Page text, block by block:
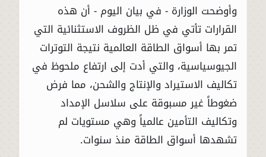
وأوضحت الوزارة - في بيان اليوم - أن هذه
القرارات تأتي في ظل الظروف الاستثنائية التي
تمر بها أسواق الطاقة العالمية نتيجة التوترات
الجيوسياسية، والتي أدت إلى ارتفاع ملحوظ في
تكاليف الاستيراد والإنتاج والشحن، مما فرض
ضغوطاً غير مسبوقة على سلاسل الإمداد
وتكاليف التأمين عالمياً وهي مستويات لم
تشهدها أسواق الطاقة منذ سنوات.